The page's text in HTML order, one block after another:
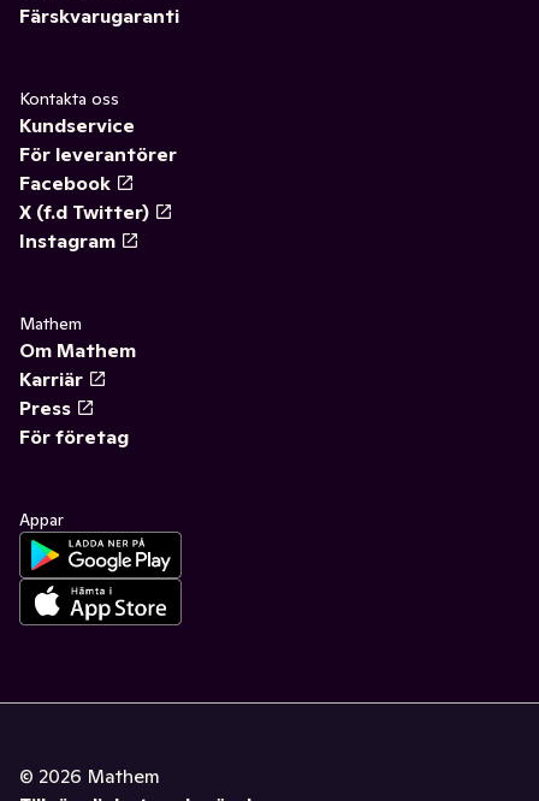
Färskvarugaranti
Kontakta oss
Kundservice
För leverantörer
Facebook
X (f.d Twitter)
Instagram
Mathem
Om Mathem
Karriär
Press
För företag
Appar
© 2026 Mathem